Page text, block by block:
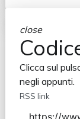
close
Clicca sul
negli appunti.
RSS link